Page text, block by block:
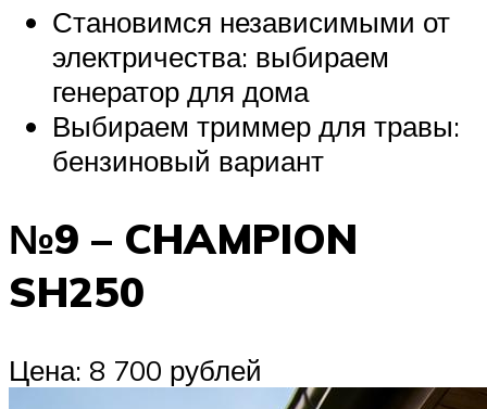
Становимся независимыми от
электричества: выбираем
генератор для дома
Выбираем триммер для травы:
бензиновый вариант
№9 – CHAMPION
SH250
Цена: 8 700 рублей